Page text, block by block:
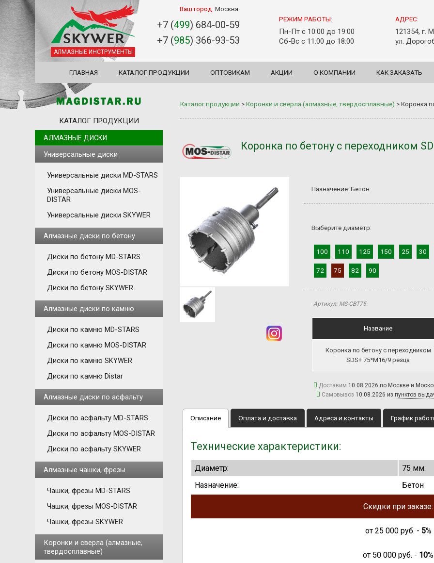
АЛМАЗНЫЕ ИНСТРУМЕНТЫ
Ваш город: Москва
+7 (499) 684-00-59
+7 (985) 366-93-53
РЕЖИМ РАБОТЫ:
Пн-Пт с 10:00 до 19:00
Сб-Вс с 11:00 до 18:00
АДРЕС:
121354, г.
ул.
ГЛАВНАЯ КАТАЛОГ ПРОДУКЦИИ ОПТОВИКАМ АКЦИИ О КОМПАНИИ КАК ЗАКАЗАТЬ
КАТАЛОГ ПРОДУКЦИИ
АЛМАЗНЫЕ ДИСКИ
Универсальные диски
Универсальные диски MD-STARS
Универсальные диски MOS-
DISTAR
Универсальные диски SKYWER
Алмазные диски по бетону
Диски по бетону MD-STARS
Диски по бетону MOS-DISTAR
Диски по бетону SKYWER
Алмазные диски по камню
Диски по камню MD-STARS
Диски по камню MOS-DISTAR
Диски по камню SKYWER
Диски по камню Distar
Алмазные диски по асфальту
Диски по асфальту MD-STARS
Диски по асфальту MOS-DISTAR
Диски по асфальту SKYWER
Алмазные чашки, фрезы
Чашки, фрезы MD-STARS
Чашки, фрезы MOS-DISTAR
Чашки, фрезы SKYWER
Коронки и сверла (алмазные,
твердосплавные)
Каталог продукции >Коронки и сверла (алмазные, твердосплавные) >Коронка
Коронка по бетону с переходником
Назначение: Бетон
Выберите диаметр:
100 110 125 150 25 30
72 75 82 90
Артикул: MS-CBT75
Название
Коронка по бетону с переходником
SDS+ 75*M16/9 резца
Доставим 10.08.2026 по Москве и
Самовывоз 10.08.2026 из пунктов
Описание Оплата и доставка Адреса и контакты График
Технические характеристики:
Диаметр:
75 мм.
Назначение:
Бетон
Скидки при заказе:
от 25 000руб. - 5%
от 50 000 руб. - 10%